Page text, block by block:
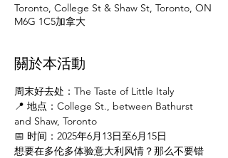
Toronto, College St & Shaw St, Toronto, ON
M6G 1C5加拿大
關於本活動
周末好去处：The Taste of Little Italy
📍 地点：College St., between Bathurst
and Shaw, Toronto
📅 时间：2025年6月13日至6月15日
想要在多伦多体验意大利风情？那么不要错